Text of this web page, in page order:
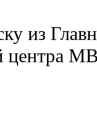
из
центра